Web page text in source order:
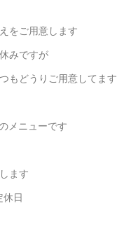
をご用意します
みですが
もどうりご用意してます
メニューです
ます
休日